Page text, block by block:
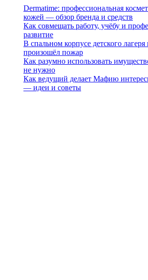
Dermatime: профессиональная
кожей — обзор бренда и средств
Как совмещать работу, учёбу и
развитие
В спальном корпусе детского
произошёл пожар
Как разумно использовать
не нужно
Как ведущий делает Мафию
— идеи и советы